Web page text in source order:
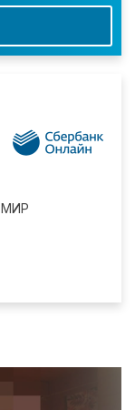
МИР